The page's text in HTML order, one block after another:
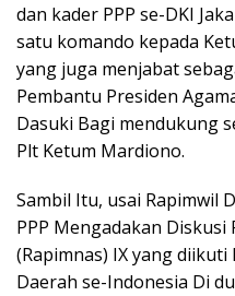
dan kader PPP se-DKI
satu komando kepada
yang juga menjabat
Pembantu Presiden
Dasuki Bagi mendukung
Plt Ketum Mardiono.
Sambil Itu, usai Rapimwil
PPP Mengadakan
(Rapimnas) IX yang
Daerah se-Indonesia Di